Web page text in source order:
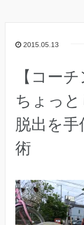
2015.05.13
【コー
ちょっ
脱出を
術